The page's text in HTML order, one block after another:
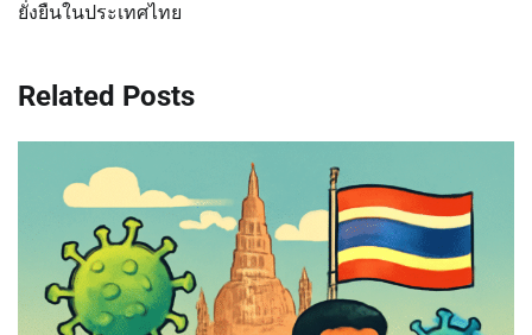
ยั่งยืนในประเทศไทย
Related Posts